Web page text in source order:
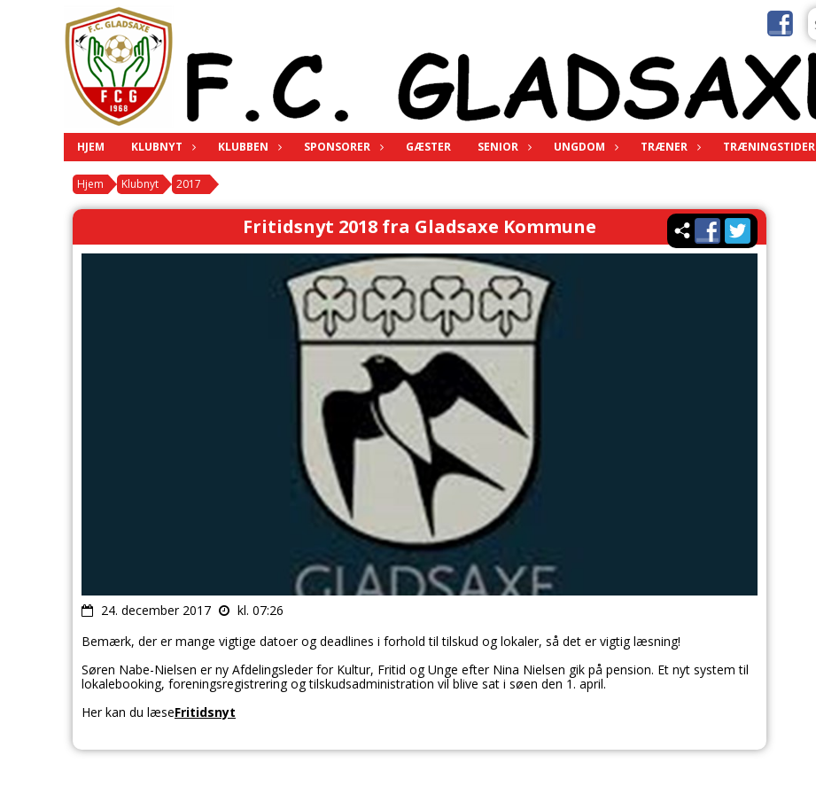
HJEM KLUBNYT KLUBBEN SPONSORER GÆSTER SENIOR UNGDOM TRÆNER TRÆNINGSTIDER
Hjem Klubnyt 2017
Fritidsnyt 2018 fra Gladsaxe Kommune
24. december 2017
kl. 07:26
Bemærk, der er mange vigtige datoer og deadlines i forhold til tilskud og lokaler, så det er vigtig læsning!
Søren Nabe-Nielsen er ny Afdelingsleder for Kultur, Fritid og Unge efter Nina Nielsen gik på pension. Et nyt system til
lokalebooking, foreningsregistrering og tilskudsadministration vil blive sat i søen den 1. april.
Her kan du læseFritidsnyt